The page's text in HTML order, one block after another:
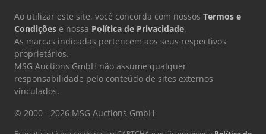
Ao utilizar este site, você concorda com nossos Termos e
Condições e nossa Política de Privacidade.
As marcas indicadas pertencem aos seus respectivos
proprietários.
MSG Auctions GmbH não assume qualquer
responsabilidade pelo conteúdo de sites externos
vinculados.
© 2000 - 2026 MSG Auctions GmbH